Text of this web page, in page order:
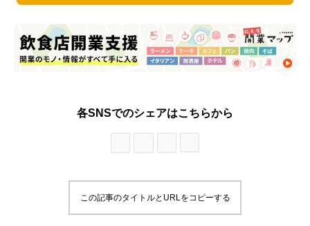
各SNSでのシェアはこちらから
この記事のタイトルとURLをコピーする